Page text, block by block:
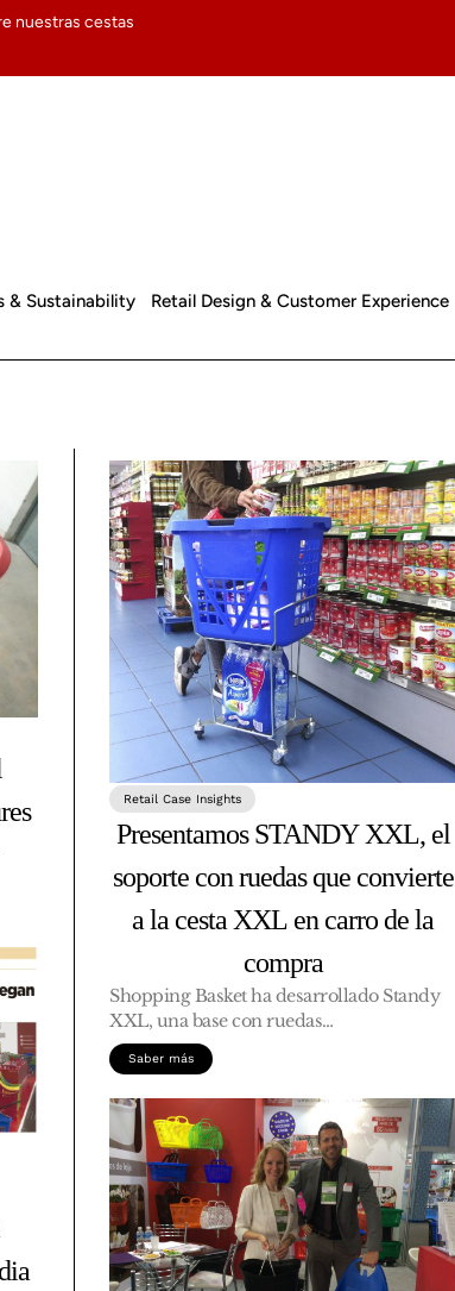
nuestras cestas
& Sustainability
Retail Design & Customer Experience
Retail Case Insights
Presentamos STANDY XXL, el
soporte con ruedas que convierte
a la cesta XXL en carro de la
compra
Shopping Basket ha desarrollado Standy
XXL, una base con ruedas…
Saber más